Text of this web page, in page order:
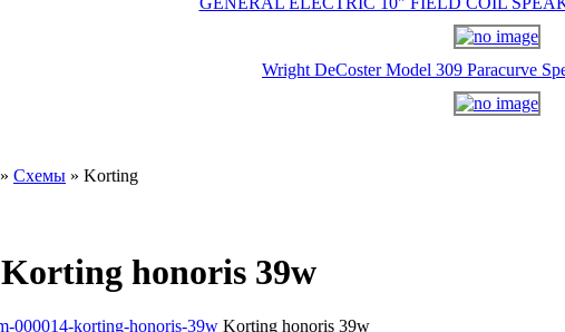
Wright DeCoster Model 309 Paracurve
» Схемы » Korting
Korting honoris 39w
Korting honoris 39w